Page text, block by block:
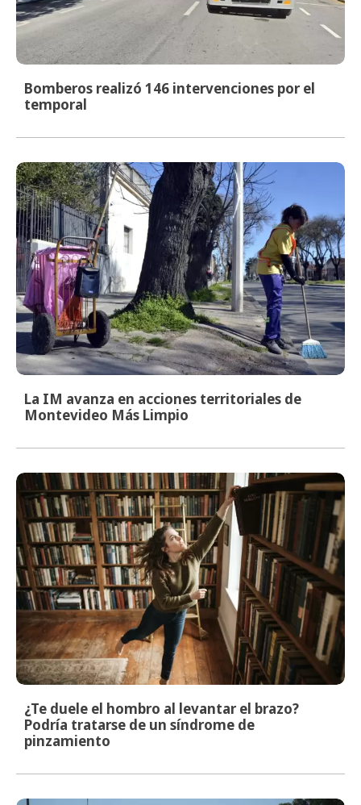
Bomberos realizó 146 intervenciones por el
temporal
La IM avanza en acciones territoriales de
Montevideo Más Limpio
¿Te duele el hombro al levantar el brazo?
Podría tratarse de un síndrome de
pinzamiento